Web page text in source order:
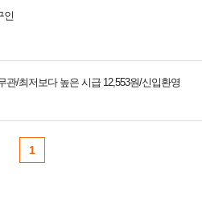
인
/최저보다 높은 시급 12,553원/신입환영
1